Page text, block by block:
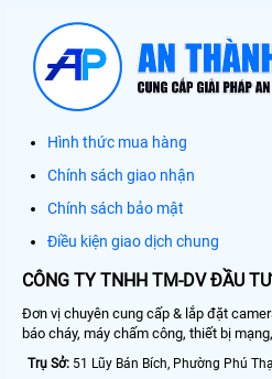
Hình thức mua hàng
Chính sách giao nhận
Chính sách bảo mật
Điều kiện giao dịch chung
CÔNG TY TNHH TM-DV ĐẦU
Đơn vị chuyên cung cấp & lắp đặt
báo cháy, máy chấm công, thiết bị
Trụ Sở: 51 Lũy Bán Bích, Phường Phú